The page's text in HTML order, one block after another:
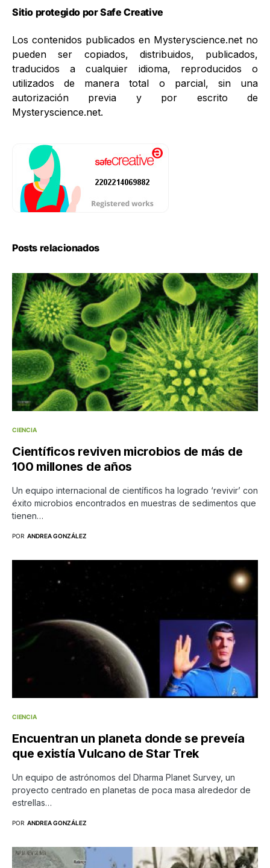
Sitio protegido por Safe Creative
Los contenidos publicados en Mysteryscience.net no
pueden ser copiados, distribuidos, publicados,
traducidos a cualquier idioma, reproducidos o
utilizados de manera total o parcial, sin una
autorización previa y por escrito de
Mysteryscience.net.
Posts relacionados
CIENCIA
Científicos reviven microbios de más de
100 millones de años
Un equipo internacional de científicos ha logrado ‘revivir’ con
éxito microbios encontrados en muestras de sedimentos que
tienen…
POR ANDREA GONZÁLEZ
CIENCIA
Encuentran un planeta donde se preveía
que existía Vulcano de Star Trek
Un equipo de astrónomos del Dharma Planet Survey, un
proyecto centrado en planetas de poca masa alrededor de
estrellas…
POR ANDREA GONZÁLEZ